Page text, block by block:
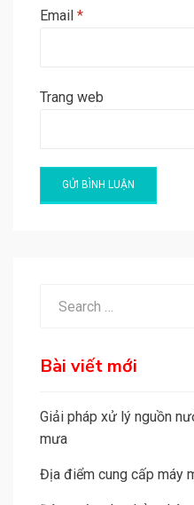
Email *
Trang web
a
i
v
:
Bài viết mới
Giải pháp xử lý nguồn
mưa
Địa điểm cung cấp máy